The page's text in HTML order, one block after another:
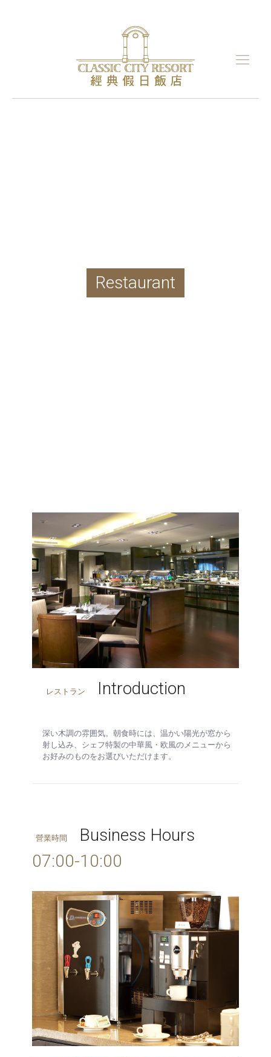
Restaurant
レストラン Introduction
深い木調の雰囲気。朝食時には、温かい陽光が窓から
射し込み、シェフ特製の中華風・欧風のメニューから
お好みのものをお選びいただけます。
營業時間
Business Hours
07:00-10:00